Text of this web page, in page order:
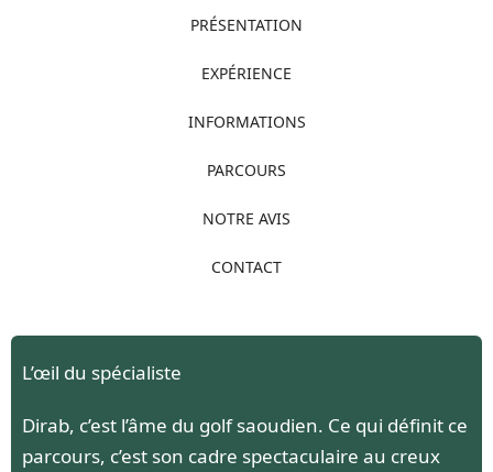
PRÉSENTATION
EXPÉRIENCE
INFORMATIONS
PARCOURS
NOTRE AVIS
CONTACT
L’œil du spécialiste
Dirab, c’est l’âme du golf saoudien. Ce qui définit ce
parcours, c’est son cadre spectaculaire au creux